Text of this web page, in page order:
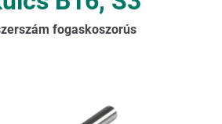
fogaskoszorús